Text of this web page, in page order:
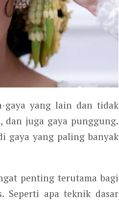
gaya yang lain dan tidak
dan juga gaya punggung.
gaya yang paling banyak
penting terutama bagi
Seperti apa teknik dasar